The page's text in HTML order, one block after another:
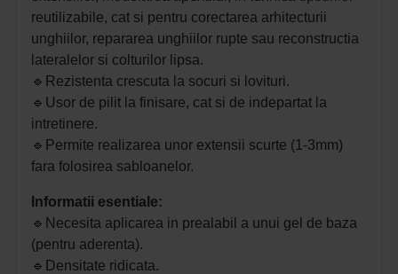
reutilizabile, cat si pentru corectarea arhitecturii
unghiilor, repararea unghiilor rupte sau reconstructia
lateralelor si colturilor lipsa.
🔹 Rezistenta crescuta la socuri si lovituri.
🔹 Usor de pilit la finisare, cat si de indepartat la
intretinere.
🔹 Permite realizarea unor extensii scurte (1-3mm)
fara folosirea sabloanelor.
Informatii esentiale:
🔹 Necesita aplicarea in prealabil a unui gel de baza
(pentru aderenta).
🔹 Densitate ridicata.